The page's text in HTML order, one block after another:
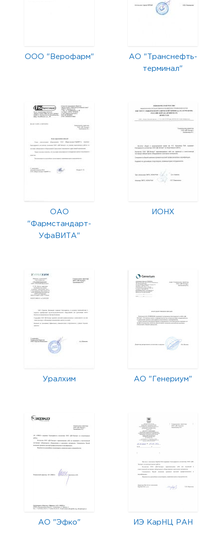
ООО "Верофарм"
АО "Транснефть-
терминал"
ОАО
"Фармстандарт-
УфаВИТА"
ИОНХ
Уралхим АО "Генериум"
АО "Эфко" ИЭ КарНЦ РАН